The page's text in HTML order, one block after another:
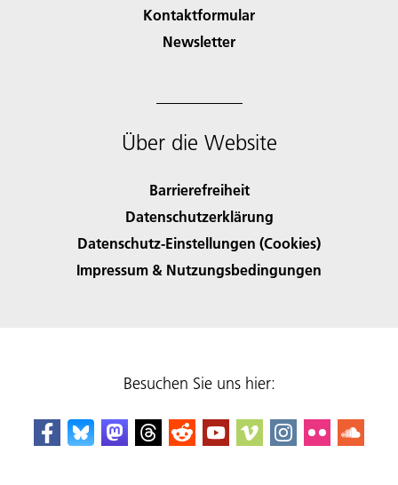
Kontaktformular
Newsletter
Über die Website
Barrierefreiheit
Datenschutzerklärung
Datenschutz-Einstellungen (Cookies)
Impressum & Nutzungsbedingungen
Besuchen Sie uns hier: